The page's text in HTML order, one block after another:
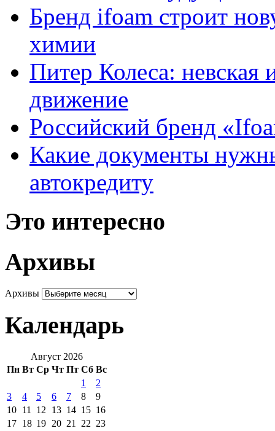
Бренд ifoam строит
химии
Питер Колеса: невская
движение
Российский бренд
Какие документы
автокредиту
Это интересно
Архивы
Архивы
Календарь
Август 2026
Пн Вт Ср Чт Пт Сб Вс
1
2
3
4 5 6 7 8
9
10 11 12 13 14 15 16
17 18 19 20 21 22 23